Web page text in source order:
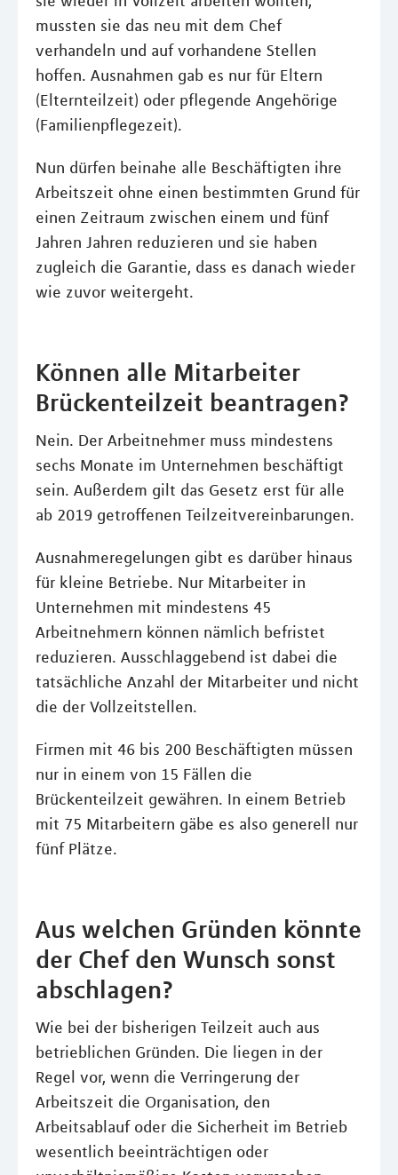
mussten sie das neu mit dem Chef
verhandeln und auf vorhandene Stellen
hoffen. Ausnahmen gab es nur für Eltern
(Elternteilzeit) oder pflegende Angehörige
(Familienpflegezeit).
Nun dürfen beinahe alle Beschäftigten ihre
Arbeitszeit ohne einen bestimmten Grund für
einen Zeitraum zwischen einem und fünf
Jahren Jahren reduzieren und sie haben
zugleich die Garantie, dass es danach wieder
wie zuvor weitergeht.
Können alle Mitarbeiter
Brückenteilzeit beantragen?
Nein. Der Arbeitnehmer muss mindestens
sechs Monate im Unternehmen beschäftigt
sein. Außerdem gilt das Gesetz erst für alle
ab 2019 getroffenen Teilzeitvereinbarungen.
Ausnahmeregelungen gibt es darüber hinaus
für kleine Betriebe. Nur Mitarbeiter in
Unternehmen mit mindestens 45
Arbeitnehmern können nämlich befristet
reduzieren. Ausschlaggebend ist dabei die
tatsächliche Anzahl der Mitarbeiter und nicht
die der Vollzeitstellen.
Firmen mit 46 bis 200 Beschäftigten müssen
nur in einem von 15 Fällen die
Brückenteilzeit gewähren. In einem Betrieb
mit 75 Mitarbeitern gäbe es also generell nur
fünf Plätze.
Aus welchen Gründen könnte
der Chef den Wunsch sonst
abschlagen?
Wie bei der bisherigen Teilzeit auch aus
betrieblichen Gründen. Die liegen in der
Regel vor, wenn die Verringerung der
Arbeitszeit die Organisation, den
Arbeitsablauf oder die Sicherheit im Betrieb
wesentlich beeinträchtigen oder